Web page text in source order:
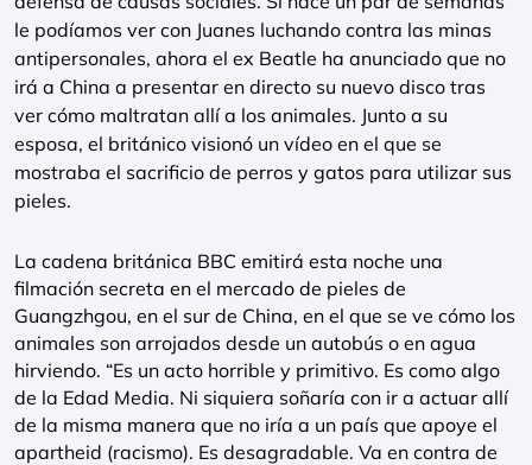
le podíamos ver con Juanes luchando contra las minas
antipersonales, ahora el ex Beatle ha anunciado que no
irá a China a presentar en directo su nuevo disco tras
ver cómo maltratan allí a los animales. Junto a su
esposa, el británico visionó un vídeo en el que se
mostraba el sacrificio de perros y gatos para utilizar sus
pieles.
La cadena británica BBC emitirá esta noche una
filmación secreta en el mercado de pieles de
Guangzhgou, en el sur de China, en el que se ve cómo los
animales son arrojados desde un autobús o en agua
hirviendo. “Es un acto horrible y primitivo. Es como algo
de la Edad Media. Ni siquiera soñaría con ir a actuar allí
de la misma manera que no iría a un país que apoye el
apartheid (racismo). Es desagradable. Va en contra de